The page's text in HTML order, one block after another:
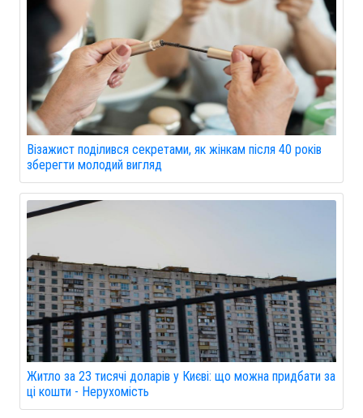
Візажист поділився секретами, як жінкам після 40 років
зберегти молодий вигляд
Житло за 23 тисячі доларів у Києві: що можна придбати за
ці кошти - Нерухомість